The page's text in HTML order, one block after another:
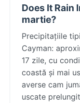
Does It Rain
martie?
Precipitațiile
Cayman:
17 zile, cu
coastă și mai
averse cam
uscate